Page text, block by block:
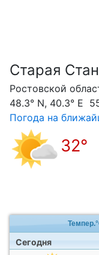
Старая
Ростовской
48.3° N, 40.3° E
Погода на
32°
Сегодня